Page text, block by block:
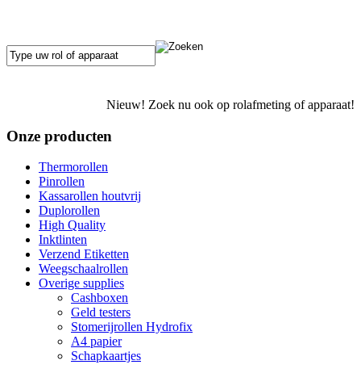
Nieuw! Zoek nu ook op rolafmeting of apparaat!
Onze producten
Thermorollen
Pinrollen
Kassarollen houtvrij
Duplorollen
High Quality
Inktlinten
Verzend Etiketten
Weegschaalrollen
Overige supplies
Cashboxen
Geld testers
Stomerijrollen Hydrofix
A4 papier
Schapkaartjes